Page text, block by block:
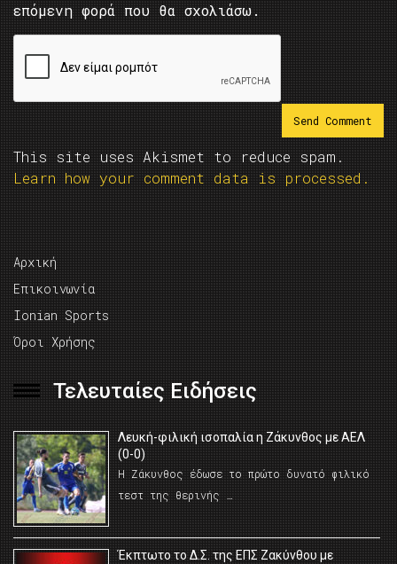
επόμενη φορά που θα σχολιάσω.
This site uses Akismet to reduce spam.
Learn how your comment data is processed.
Αρχική
Επικοινωνία
Ionian Sports
Όροι Χρήσης
Τελευταίες Ειδήσεις
Λευκή-φιλική ισοπαλία η Ζάκυνθος με ΑΕΛ
(0-0)
Η Ζάκυνθος έδωσε το πρώτο δυνατό φιλικό
τεστ της θερινής …
Έκπτωτο το Δ.Σ. της ΕΠΣ Ζακύνθου με